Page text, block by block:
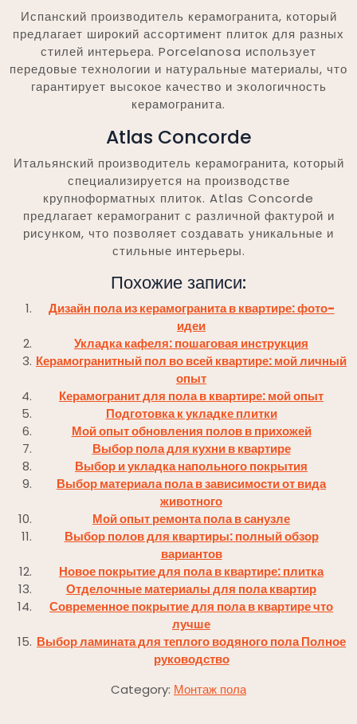
Испанский производитель керамогранита, который
предлагает широкий ассортимент плиток для разных
стилей интерьера. Porcelanosa использует
передовые технологии и натуральные материалы, что
гарантирует высокое качество и экологичность
керамогранита.
Atlas Concorde
Итальянский производитель керамогранита, который
специализируется на производстве
крупноформатных плиток. Atlas Concorde
предлагает керамогранит с различной фактурой и
рисунком, что позволяет создавать уникальные и
стильные интерьеры.
Похожие записи:
Дизайн пола из керамогранита в квартире: фото-
идеи
Укладка кафеля: пошаговая инструкция
Керамогранитный пол во всей квартире: мой личный
опыт
Керамогранит для пола в квартире: мой опыт
Подготовка к укладке плитки
Мой опыт обновления полов в прихожей
Выбор пола для кухни в квартире
Выбор и укладка напольного покрытия
Выбор материала пола в зависимости от вида
животного
Мой опыт ремонта пола в санузле
Выбор полов для квартиры: полный обзор
вариантов
Новое покрытие для пола в квартире: плитка
Отделочные материалы для пола квартир
Современное покрытие для пола в квартире что
лучше
Выбор ламината для теплого водяного пола Полное
руководство
Category: Монтаж пола